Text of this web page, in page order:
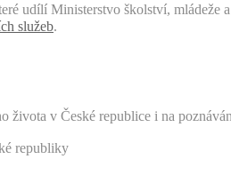
udílí Ministerstvo školství,
služeb.
života v České republice i na
republiky